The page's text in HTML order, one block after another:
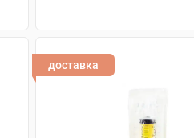
доставка